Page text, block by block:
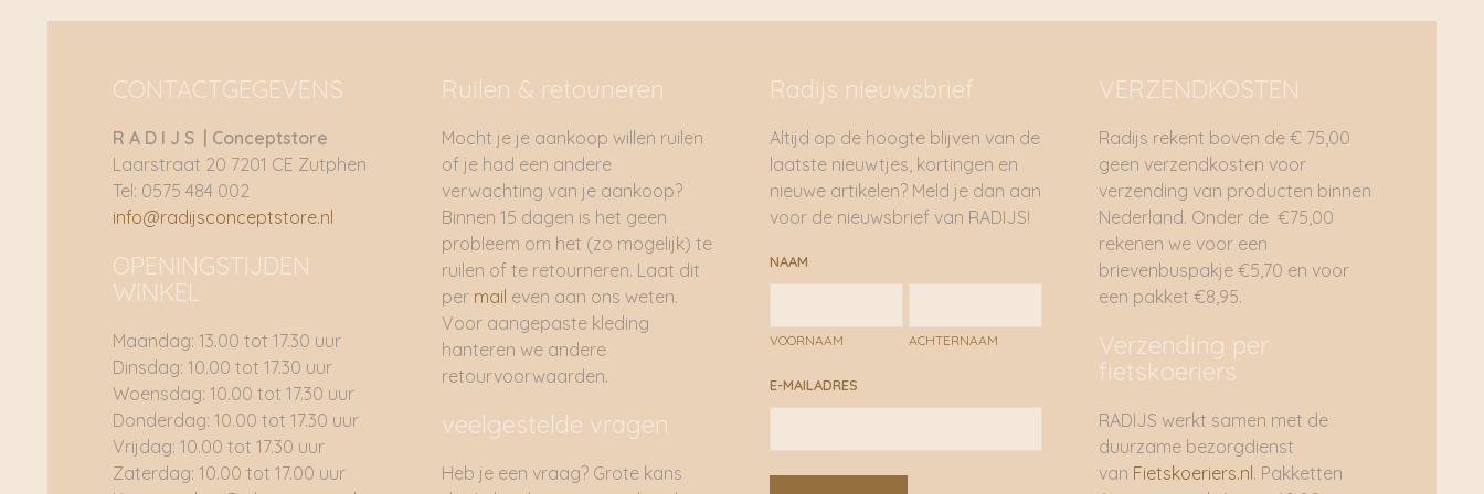
CONTACTGEGEVENS
R A D I J S | Conceptstore
Laarstraat 20 7201 CE Zutphen
Tel: 0575 484 002
info@radijsconceptstore.nl
OPENINGSTIJDEN
WINKEL
Maandag: 13.00 tot 17.30 uur
Dinsdag: 10.00 tot 17.30 uur
Woensdag: 10.00 tot 17.30 uur
Donderdag: 10.00 tot 17.30 uur
Vrijdag: 10.00 tot 17.30 uur
Zaterdag: 10.00 tot 17.00 uur
Ruilen & retouneren
Mocht je je aankoop willen ruilen
of je had een andere
verwachting van je aankoop?
Binnen 15 dagen is het geen
probleem om het (zo mogelijk) te
ruilen of te retourneren. Laat dit
permail even aan ons weten.
Voor aangepaste kleding
hanteren we andere
retourvoorwaarden.
veelgestelde vragen
Heb je een vraag? Grote kans
Radijs nieuwsbrief
Altijd op de hoogte blijven van de
laatste nieuwtjes, kortingen en
nieuwe artikelen? Meld je dan aan
voor de nieuwsbrief van RADIJS!
NAAM
VOORNAAM ACHTERNAAM
E-MAILADRES
VERZENDKOSTEN
Radijs rekent boven de € 75,00
geen verzendkosten voor
verzending van producten binnen
Nederland. Onder de €75,00
rekenen we voor een
brievenbuspakje €5,70 en voor
een pakket €8,95.
Verzending per
fietskoeriers
RADIJS werkt samen met de
duurzame bezorgdienst
van Fietskoeriers.nl . Pakketten